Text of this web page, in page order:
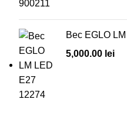
Bec EGLO
5,000.00 lei